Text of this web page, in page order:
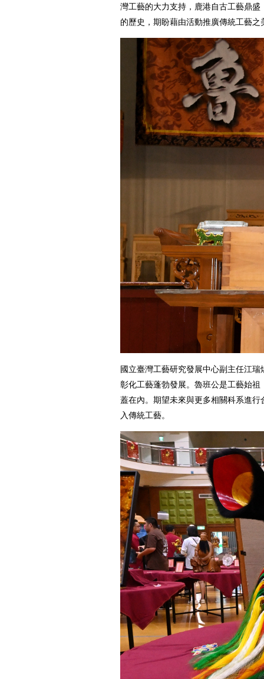
灣工藝的大力支持，鹿港自古工藝鼎盛
的歷史，期盼藉由活動推廣傳統工藝之
國立臺灣工藝研究發展中心副主任江
彰化工藝蓬勃發展。魯班公是工藝始
蓋在內。期望未來與更多相關科系進
入傳統工藝。